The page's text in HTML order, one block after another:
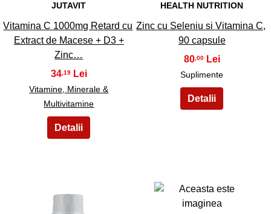
JUTAVIT
Vitamina C 1000mg Retard cu
Extract de Macese + D3 +
Zinc…
34 ,19
Vitamine, Minerale &
Multivitamine
HEALTH NUTRITION
Zinc cu Seleniu si Vitamina C,
90 capsule
80,00
Suplimente